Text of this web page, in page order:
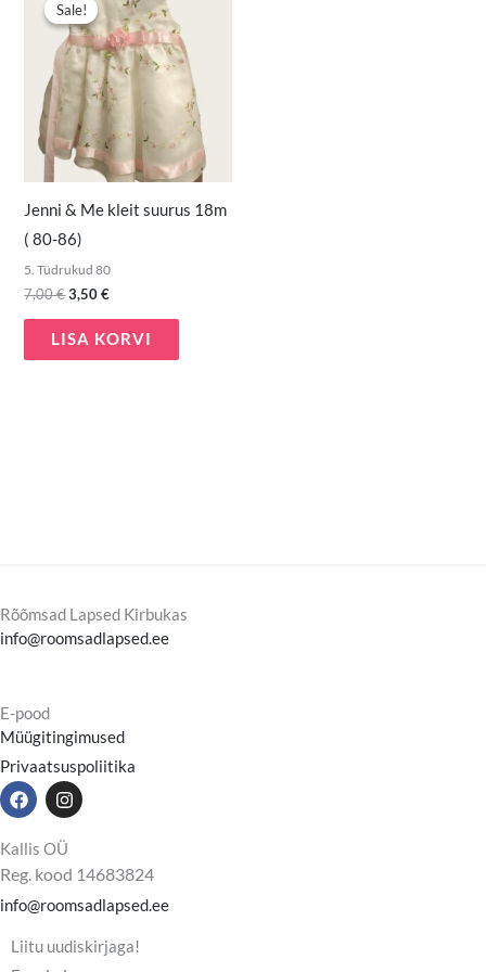
Sale!
Sale!
Jenni & Me kleit suurus 18m
( 80-86)
5. Tüdrukud 80
7,00€
oli:
7,00 €.
3,50€
on:
3,50 €.
LISA KORVI
Rõõmsad Lapsed Kirbukas
info@roomsadlapsed.ee
E-pood
Müügitingimused
Privaatsuspoliitika
F
a
e
o
o
k
I
n
t
a
g
r
a
m
Kallis OÜ
Reg. kood 14683824
info@roomsadlapsed.ee
Liitu uudiskirjaga!